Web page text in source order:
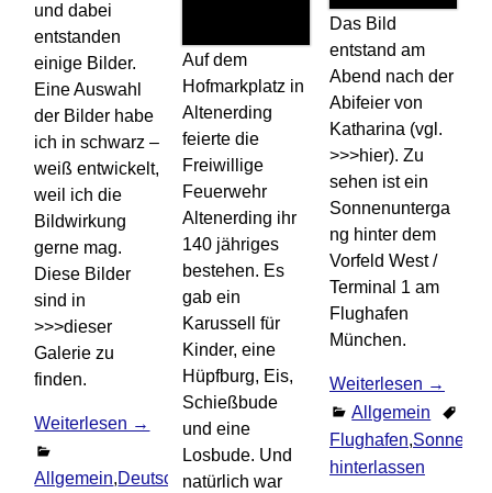
und dabei
entstanden
einige Bilder.
Eine Auswahl
der Bilder habe
ich in schwarz –
weiß entwickelt,
weil ich die
Bildwirkung
gerne mag.
Diese Bilder
sind in
>>>dieser
Galerie zu
finden.
Weiterlesen →
Allgemein,Deutschland
Auf dem
Hofmarkplatz in
Altenerding
feierte die
Freiwillige
Feuerwehr
Altenerding ihr
140 jähriges
bestehen. Es
gab ein
Karussell für
Kinder, eine
Hüpfburg, Eis,
Schießbude
und eine
Losbude. Und
natürlich war
Das Bild
entstand am
Abend nach der
Abifeier von
Katharina (vgl.
>>>hier). Zu
sehen ist ein
Sonnenunterga
ng hinter dem
Vorfeld West /
Terminal 1 am
Flughafen
München.
Weiterlesen →
Allgemein
Flughafen,
hinterlassen